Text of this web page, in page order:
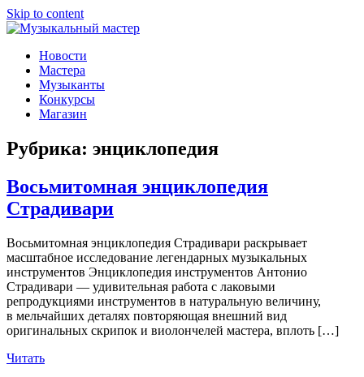
Skip to content
Музыкальный мастер
О мастерах музыкальных инструментов и музыкантах
Новости
Мастера
Музыканты
Конкурсы
Магазин
Рубрика: энциклопедия
Восьмитомная энциклопедия
Страдивари
Восьмитомная энциклопедия Страдивари раскрывает
масштабное исследование легендарных музыкальных
инструментов Энциклопедия инструментов Антонио
Страдивари — удивительная работа с лаковыми
репродукциями инструментов в натуральную величину,
в мельчайших деталях повторяющая внешний вид
оригинальных скрипок и виолончелей мастера, вплоть […]
Читать